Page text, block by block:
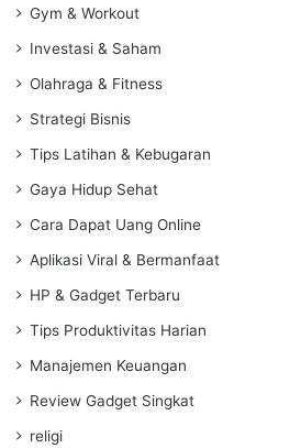
Gym & Workout
Investasi & Saham
Olahraga & Fitness
Strategi Bisnis
Tips Latihan & Kebugaran
Gaya Hidup Sehat
Cara Dapat Uang Online
Aplikasi Viral & Bermanfaat
HP & Gadget Terbaru
Tips Produktivitas Harian
Manajemen Keuangan
Review Gadget Singkat
religi